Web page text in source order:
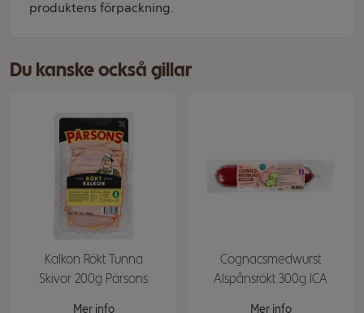
produktens förpackning.
Du kanske också gillar
Kalkon Rökt Tunna
Skivor 200g Pärsons
Mer info
Cognacsmedwurst
Alspånsrökt 300g ICA
Mer info